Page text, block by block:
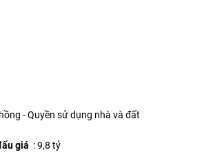
- Quyền sử dụng nhà và đất
giá : 9,8 tỷ